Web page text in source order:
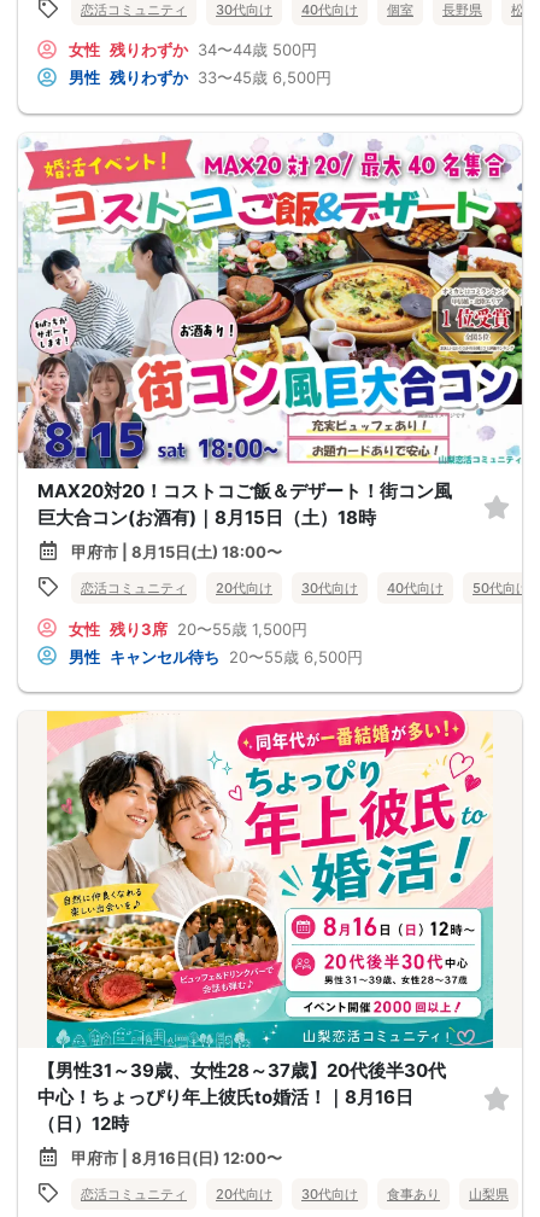
恋活コミュニティ 30代向け 40代向け 個室 長野県 松
女性 残りわずか 34〜44歳 500円
男性 残りわずか 33〜45歳 6,500円
MAX20対20！コストコご飯＆デザート！街コン風
巨大合コン(お酒有)｜8月15日（土）18時
甲府市 | 8月15日(土) 18:00〜
恋活コミュニティ 20代向け 30代向け 40代向け 50代向け
女性 残り3席 20〜55歳 1,500円
男性 キャンセル待ち 20〜55歳 6,500円
【男性31～39歳、女性28～37歳】20代後半30代
中心！ちょっぴり年上彼氏to婚活！｜8月16日
（日）12時
甲府市 | 8月16日(日) 12:00〜
恋活コミュニティ 20代向け 30代向け 食事あり 山梨県